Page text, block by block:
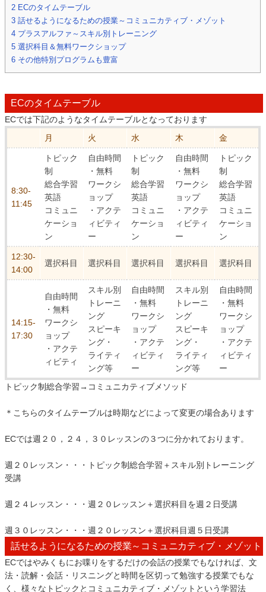
2 ECのタイムテーブル
3 話せるようになるための授業～コミュニカティブ・メゾット
4 プラスアルファ～スキル別トレーニング
5 選択科目＆無料ワークショップ
6 その他特別プログラムも豊富
ECのタイムテーブル
ECでは下記のようなタイムテーブルとなっております
月
火 水 木 金
8:30-
11:45
トピック
制
総合学習
英語
コミュニ
ケーショ
ン
自由時間
・無料
ワークシ
ョップ
・アクテ
ィビティ
ー
トピック
制
総合学習
英語
コミュニ
ケーショ
ン
自由時間
・無料
ワークシ
ョップ
・アクテ
ィビティ
ー
トピック
制
総合学習
英語
コミュニ
ケーショ
ン
12:30-
14:00
選択科目 選択科目 選択科目 選択科目 選択科目
14:15-
17:30
自由時間
・無料
ワークシ
ョップ
・アクテ
ィビティ
スキル別
トレーニ
ング
スピーキ
ング・
ライティ
ング等
自由時間
・無料
ワークシ
ョップ
・アクテ
ィビティ
ー
スキル別
トレーニ
ング
スピーキ
ング・
ライティ
ング等
自由時間
・無料
ワークシ
ョップ
・アクテ
ィビティ
ー
トピック制総合学習→コミュニカティブメソッド
＊こちらのタイムテーブルは時期などによって変更の場合あります
ECでは週２０，２４，３０レッスンの３つに分かれております。
週２０レッスン・・・トピック制総合学習＋スキル別トレーニング
受講
週２４レッスン・・・週２０レッスン＋選択科目を週２日受講
週３０レッスン・・・週２０レッスン＋選択科目週５日受講
話せるようになるための授業～コミュニカティブ・メゾット
ECではやみくもにお喋りをするだけの会話の授業でもなければ、文
法・読解・会話・リスニングと時間を区切って勉強する授業でもな
く、様々なトピックとコミュニカティブ・メゾットという学習法